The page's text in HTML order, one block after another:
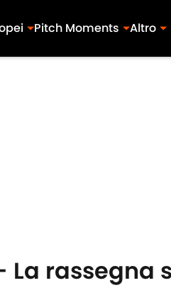
Pitch Moments Altro
La rassegna